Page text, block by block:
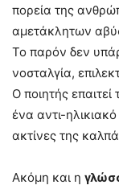
πορεία της
αμετάκλητων
Το παρόν δεν
νοσταλγία,
Ο ποιητής
ένα αντι-
ακτίνες της
Ακόμη και η